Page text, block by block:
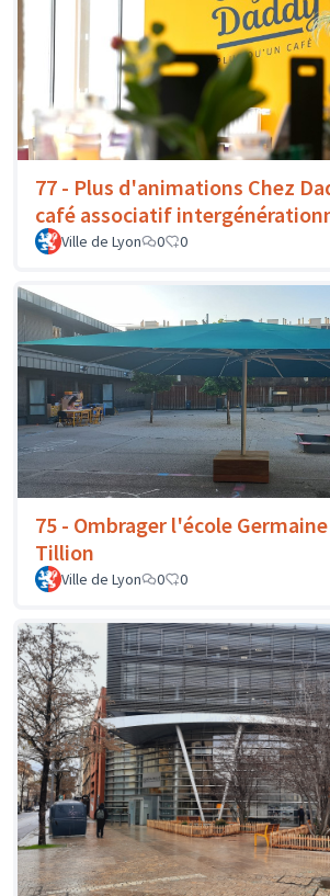
77 - Plus d'animations Chez
café associatif
Ville de Lyon 0 0
75 - Ombrager l'école Germaine
Tillion
Ville de Lyon 0 0